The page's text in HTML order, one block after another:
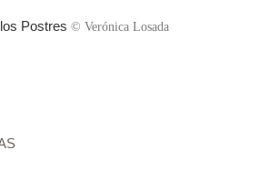
Postres © Verónica Losada